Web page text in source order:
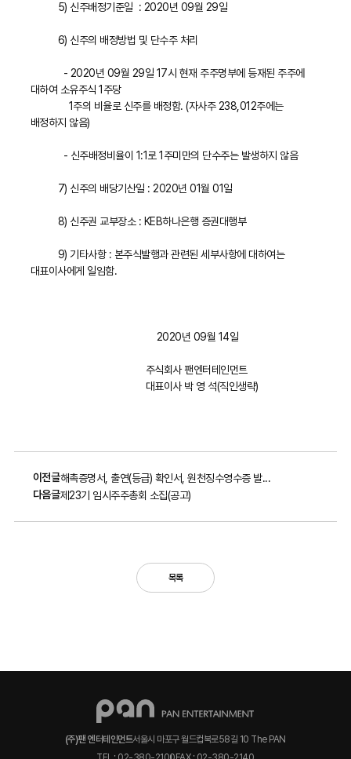
5) 신주배정기준일 : 2020년 09월 29일
6) 신주의 배정방법 및 단수주 처리
- 2020년 09월 29일 17시 현재 주주명부에 등재된 주주에
대하여 소유주식 1주당
1주의 비율로 신주를 배정함. (자사주 238,012주에는
배정하지 않음)
- 신주배정비율이 1:1로 1주미만의 단수주는 발생하지 않음
7) 신주의 배당기산일 : 2020년 01월 01일
8) 신주권 교부장소 : KEB하나은행 증권대행부
9) 기타사항 : 본주식발행과 관련된 세부사항에 대하여는
대표이사에게 일임함.
2020년 09월 14일
주식회사 팬엔터테인먼트
대표이사 박 영 석(직인생략)
이전글해촉증명서, 출연(등급) 확인서, 원천징수영수증 발...
다음글제23기 임시주주총회 소집(공고)
목록
(주)팬 엔터테인먼트서울시 마포구 월드컵북로58길 10 The PAN